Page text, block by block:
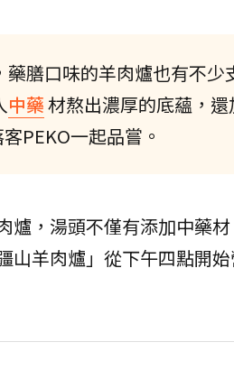
膳口味的羊肉爐也有不少
中藥材熬出濃厚的底蘊，
PEKO一起品嘗。
爐，湯頭不僅有添加中藥
山羊肉爐」從下午四點開